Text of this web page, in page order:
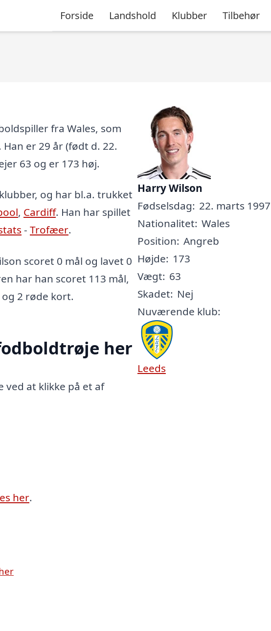
Forside Landshold Klubber Tilbehør
fra Wales, som
Han er 29 år (født d. 22.
63 og er 173 høj.
og har bl.a. trukket
, Cardiff. Han har spillet
- Trofæer.
scoret 0 mål og lavet 0
har han scoret 113 mål,
2 røde kort.
her
ved at klikke på et af
her.
Harry Wilson
Fødselsdag: 22. marts
Nationalitet: Wales
Position: Angreb
Højde: 173
Vægt: 63
Skadet: Nej
Nuværende klub:
Leeds